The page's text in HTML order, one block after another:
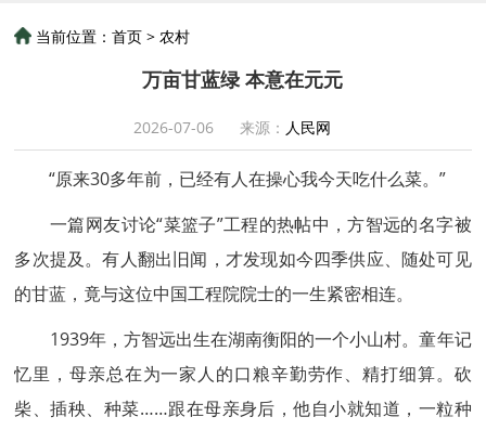
当前位置：首页 >农村
万亩甘蓝绿 本意在元元
2026-07-06 来源： 人民网
“原来30多年前，已经有人在操心我今天吃什么菜。”
一篇网友讨论“菜篮子”工程的热帖中，方智远的名字被
多次提及。有人翻出旧闻，才发现如今四季供应、随处可见
的甘蓝，竟与这位中国工程院院士的一生紧密相连。
1939年，方智远出生在湖南衡阳的一个小山村。童年记
忆里，母亲总在为一家人的口粮辛勤劳作、精打细算。砍
柴、插秧、种菜……跟在母亲身后，他自小就知道，一粒种